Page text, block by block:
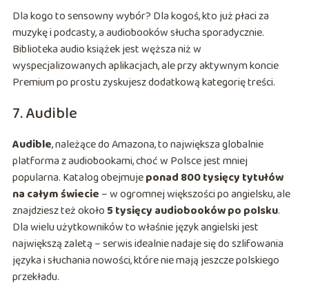
Dla kogo to sensowny wybór? Dla kogoś, kto już płaci za
muzykę i podcasty, a audiobooków słucha sporadycznie.
Biblioteka audio książek jest węższa niż w
wyspecjalizowanych aplikacjach, ale przy aktywnym koncie
Premium po prostu zyskujesz dodatkową kategorię treści.
7. Audible
Audible, należące do Amazona, to największa globalnie
platforma z audiobookami, choć w Polsce jest mniej
popularna. Katalog obejmujeponad 800 tysięcy tytułów
na całym świecie – w ogromnej większości po angielsku, ale
znajdziesz też około 5 tysięcy audiobooków po polsku.
Dla wielu użytkowników to właśnie język angielski jest
największą zaletą – serwis idealnie nadaje się do szlifowania
języka i słuchania nowości, które nie mają jeszcze polskiego
przekładu.